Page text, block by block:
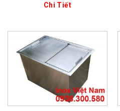
Chi Tiết